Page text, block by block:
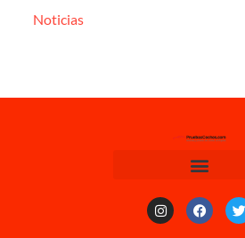
Noticias